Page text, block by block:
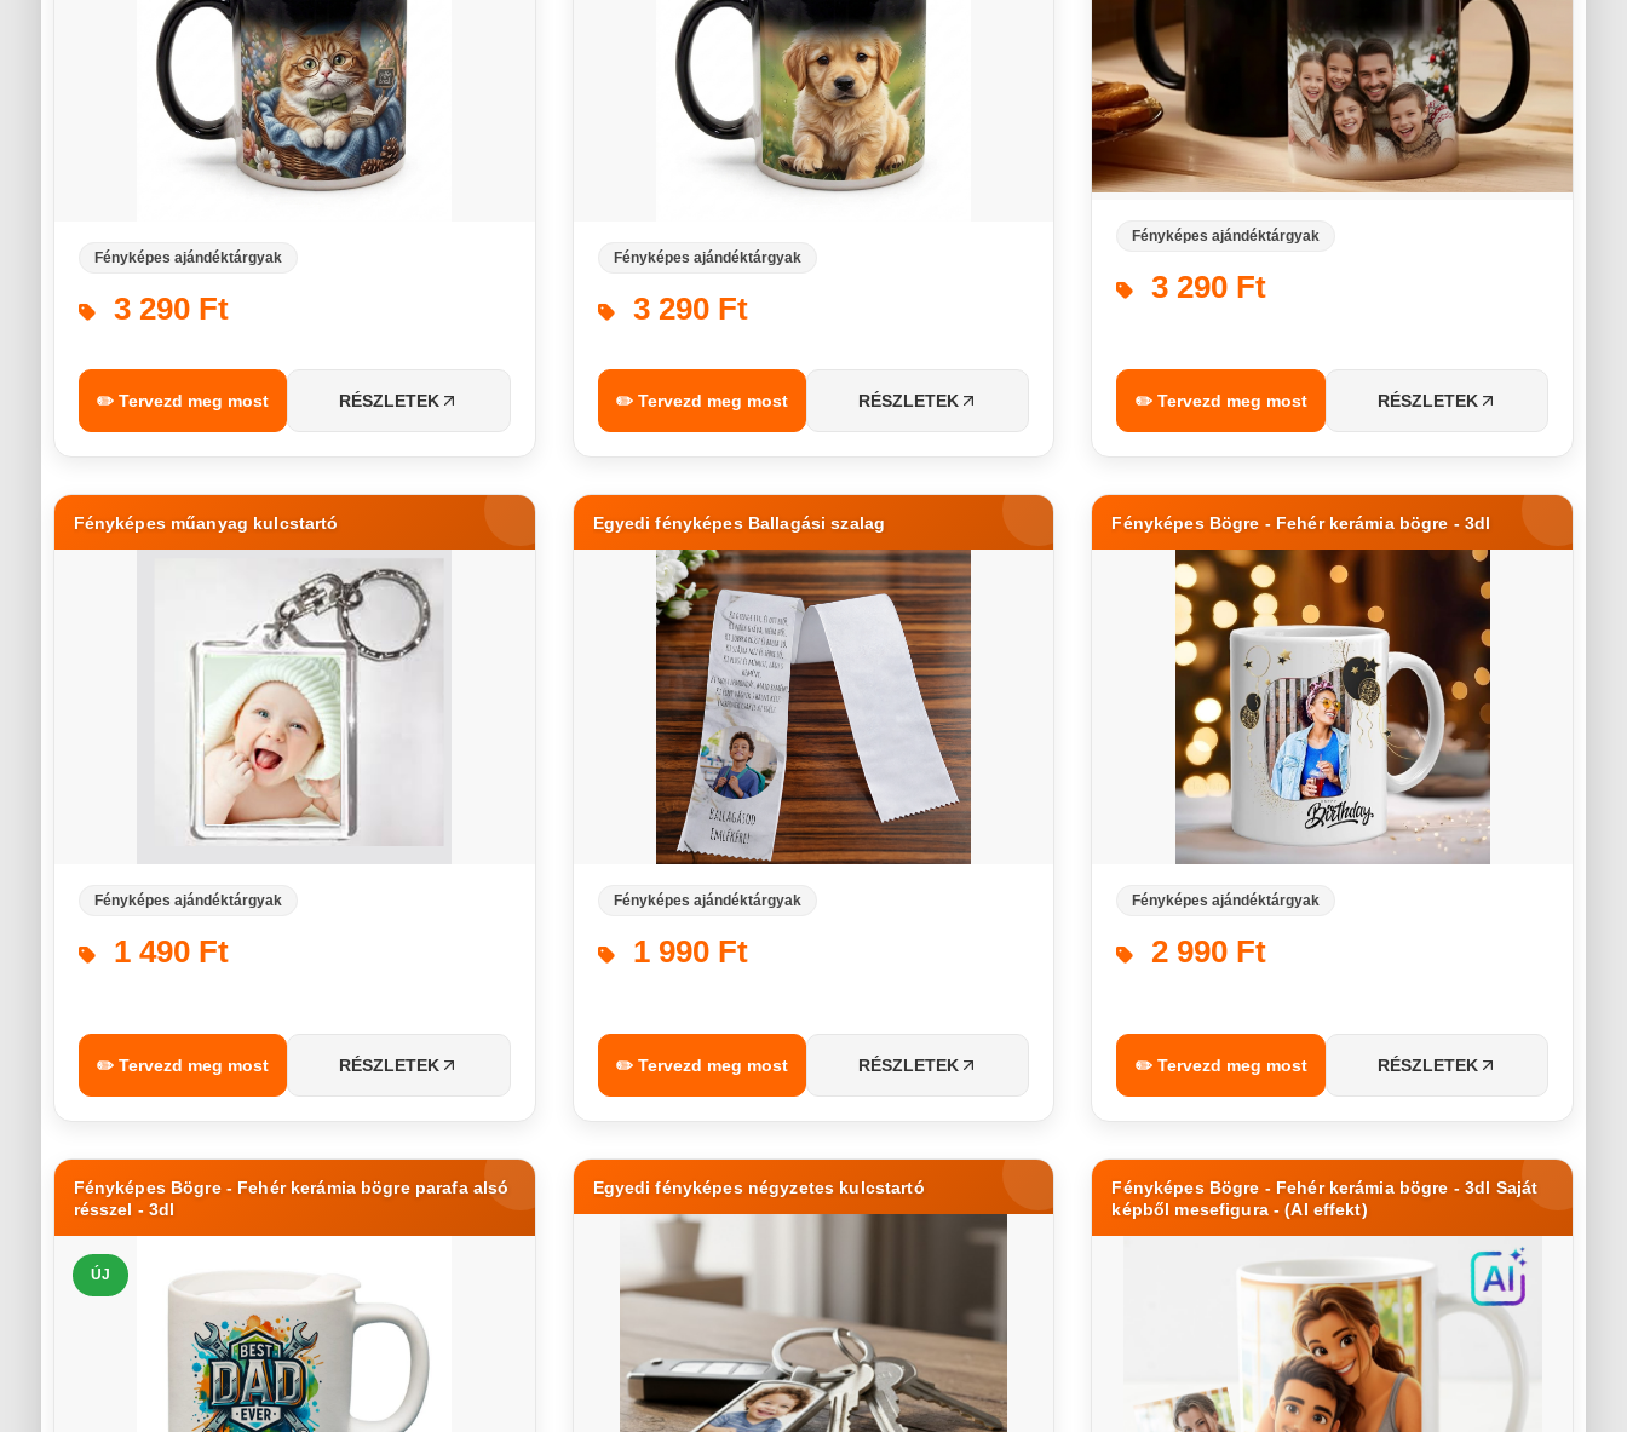
Fényképes ajándéktárgyak
3 290 Ft
✏️ Tervezd meg most RÉSZLETEK
Fényképes ajándéktárgyak
3 290 Ft
✏️ Tervezd meg most RÉSZLETEK
Fényképes ajándéktárgyak
3 290 Ft
✏️ Tervezd meg most RÉSZLETEK
Fényképes műanyag kulcstartó
Fényképes ajándéktárgyak
1 490 Ft
✏️ Tervezd meg most RÉSZLETEK
Egyedi fényképes Ballagási szalag
Fényképes ajándéktárgyak
1 990 Ft
✏️ Tervezd meg most RÉSZLETEK
Fényképes Bögre - Fehér kerámia bögre - 3dl
Fényképes ajándéktárgyak
2 990 Ft
✏️ Tervezd meg most RÉSZLETEK
Fényképes Bögre - Fehér kerámia bögre parafa alsó
résszel - 3dl
ÚJ
Egyedi fényképes négyzetes kulcstartó
Fényképes Bögre - Fehér kerámia bögre - 3dl Saját
képből mesefigura - (AI effekt)